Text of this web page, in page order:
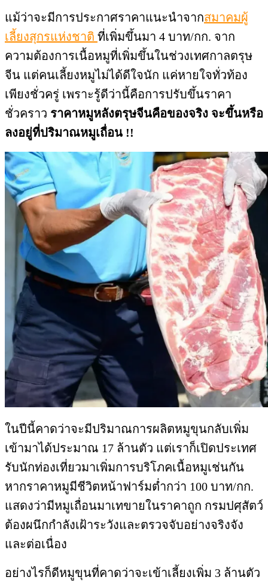
แม้ว่าจะมีการประกาศราคาแนะนำจากสมาคมผู้
เลี้ยงสุกรแห่งชาติ ที่เพิ่มขึ้นมา 4 บาท/กก. จาก
ความต้องการเนื้อหมูที่เพิ่มขึ้นในช่วงเทศกาลตรุษ
จีน แต่คนเลี้ยงหมูไม่ได้ดีใจนัก แค่หายใจทั่วท้อง
เพียงชั่วครู่ เพราะรู้ดีว่านี้คือการปรับขึ้นราคา
ชั่วคราว ราคาหมูหลังตรุษจีนคือของจริง จะขึ้นหรือ
ลงอยู่ที่ปริมาณหมูเถื่อน !!
ในปีนี้คาดว่าจะมีปริมาณการผลิตหมูขุนกลับเพิ่ม
เข้ามาได้ประมาณ 17 ล้านตัว แต่เราก็เปิดประเทศ
รับนักท่องเที่ยวมาเพิ่มการบริโภคเนื้อหมูเช่นกัน
หากราคาหมูมีชีวิตหน้าฟาร์มต่ำกว่า 100 บาท/กก.
แสดงว่ามีหมูเถื่อนมาเทขายในราคาถูก กรมปศุสัตว์
ต้องผนึกกำลังเฝ้าระวังและตรวจจับอย่างจริงจัง
และต่อเนื่อง
อย่างไรก็ดีหมูขุนที่คาดว่าจะเข้าเลี้ยงเพิ่ม 3 ล้านตัว